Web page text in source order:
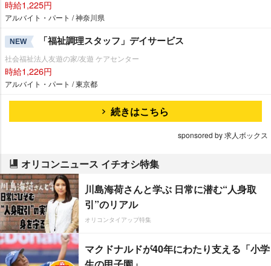
時給1,225円
アルバイト・パート / 神奈川県
NEW 「福祉調理スタッフ」デイサービス
社会福祉法人友遊の家/友遊 ケアセンター
時給1,226円
アルバイト・パート / 東京都
続きはこちら
sponsored by 求人ボックス
オリコンニュース イチオシ特集
川島海荷さんと学ぶ 日常に潜む“人身取
引”のリアル
オリコンタイアップ特集
マクドナルドが40年にわたり支える「小学